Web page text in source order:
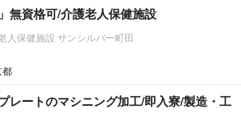
無資格可/介護老人保健施設
人保健施設 サンシルバー町田
都
レートのマシニング加工/即入寮/製造・工